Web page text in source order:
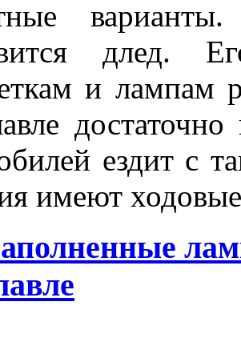
длед.
и лампам
ездит с
имеют